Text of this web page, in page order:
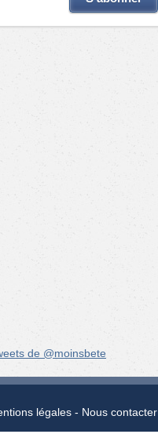
de @moinsbete
légales Nous contacter